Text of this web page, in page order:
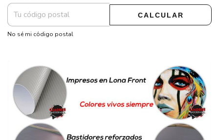
CALCULAR
No sé mi código postal